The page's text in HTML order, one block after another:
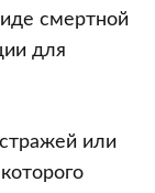
смертной
для
или